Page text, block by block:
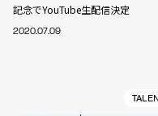
記念でYouTube生配信決定
2020.07.09